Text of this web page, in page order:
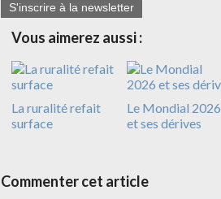
S'inscrire à la newsletter
Vous aimerez aussi :
La ruralité refait
surface
Le Mondial 2026
et ses dérives
Commenter cet article